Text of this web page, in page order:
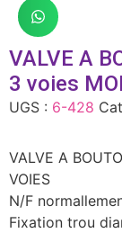
VALVE A
3 voies
UGS : 6-428
VALVE A
VOIES
N/F
Fixation trou